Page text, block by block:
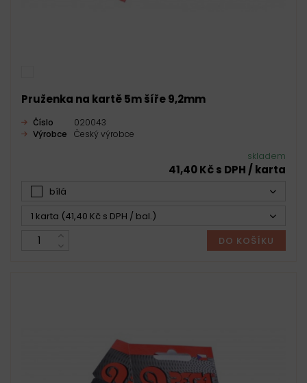
Pruženka na kartě 5m šíře 9,2mm
Číslo
020043
Výrobce
Český výrobce
skladem
41,40 Kč s DPH / karta
bílá
1 karta (41,40 Kč s DPH / bal.)
DO KOŠÍKU